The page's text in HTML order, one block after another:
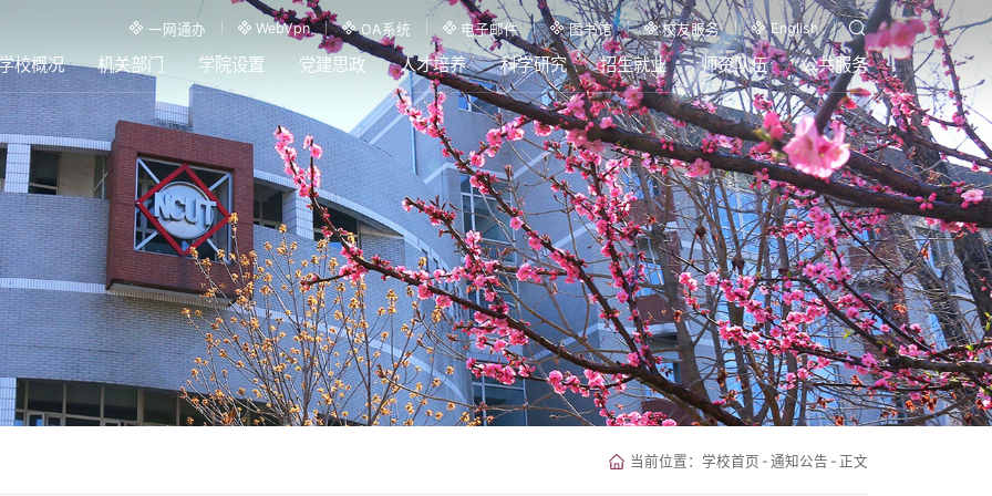
一网通办 WebVpn OA系统 电子邮件 图书馆 校友服务 English
校概况 机关部门 学院设置 党建思政 人才培养 科学研究 招生就业 师资队伍 公共服务
当前位置： 学校首页 - 通知公告 - 正文